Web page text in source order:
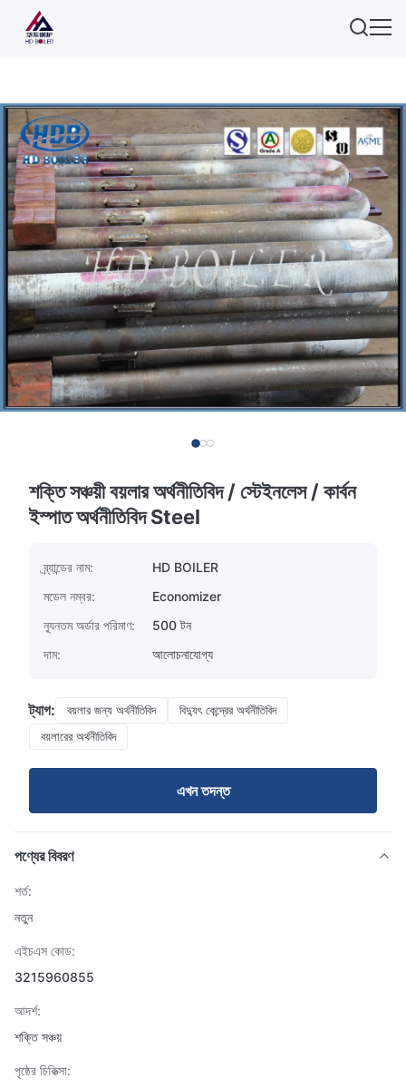
শক্তি সঞ্চয়ী বয়লার অর্থনীতিবিদ / স্টেইনলেস / কার্বন
ইস্পাত অর্থনীতিবিদ Steel
ব্র্যান্ডের নাম:
HD BOILER
মডেল নম্বর:
Economizer
ন্যূনতম অর্ডার পরিমাণ:
500 টন
দাম:
আলোচনাযোগ্য
ট্যাগ: বয়লার জন্য অর্থনীতিবিদ
বিদ্যুৎ কেন্দ্রের অর্থনীতিবিদ
বয়লারের অর্থনীতিবিদ
এখন তদন্ত
পণ্যের বিবরণ
শর্ত:
নতুন
এইচএস কোড:
3215960855
আদর্শ:
শক্তি সঞ্চয়
পৃষ্ঠের চিকিত্সা: